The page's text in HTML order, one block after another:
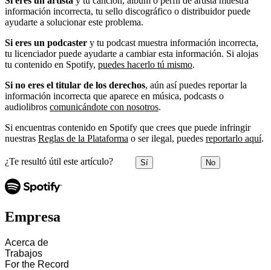
información incorrecta, tu sello discográfico o distribuidor puede
ayudarte a solucionar este problema.
Si eres un podcaster y tu podcast muestra información incorrecta,
tu licenciador puede ayudarte a cambiar esta información. Si alojas
tu contenido en Spotify, puedes hacerlo tú mismo.
Si no eres el titular de los derechos, aún así puedes reportar la
información incorrecta que aparece en música, podcasts o
audiolibros comunicándote con nosotros.
Si encuentras contenido en Spotify que crees que puede infringir
nuestras Reglas de la Plataforma o ser ilegal, puedes reportarlo aquí.
¿Te resultó útil este artículo? Sí No
Empresa
Acerca de
Trabajos
For the Record